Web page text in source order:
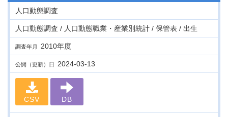
人口動態調査
人口動態調査 / 人口動態職業・産業別統計 / 保管表 / 出生
調査年月 2010年度
公開（更新）日 2024-03-13
CSV DB